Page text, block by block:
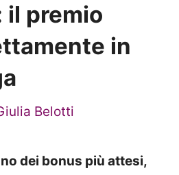
il premio
in
Belotti
dei bonus più attesi,